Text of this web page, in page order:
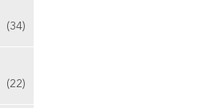
(34)
(22)